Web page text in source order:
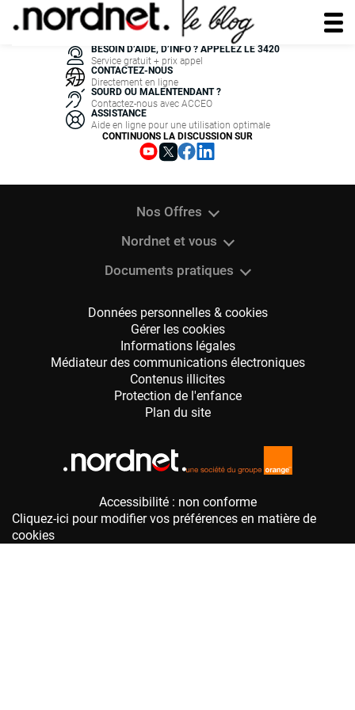
Accessibilité : non conforme
Cliquez-ici pour modifier vos préférences en matière de
cookies